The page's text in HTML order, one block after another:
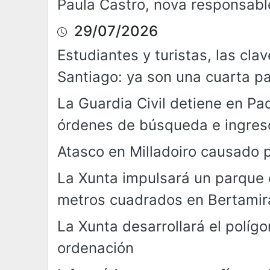
Paula Castro, nova
29/07/2026
Estudiantes y turistas, las
Santiago: ya son una cuarta
La Guardia Civil detiene en
órdenes de búsqueda e
Atasco en Milladoiro causado
La Xunta impulsará un
metros cuadrados en
La Xunta desarrollará el
ordenación